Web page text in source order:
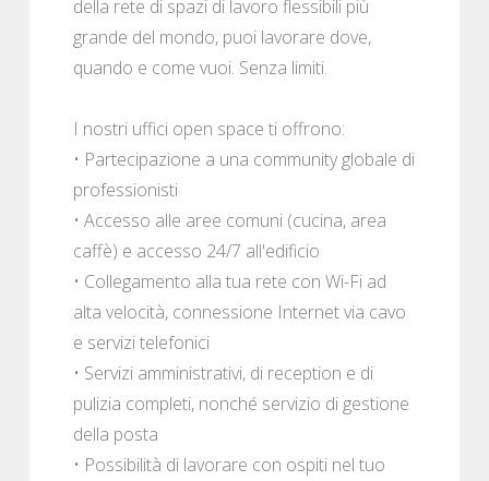
della rete di spazi di lavoro flessibili più
grande del mondo, puoi lavorare dove,
quando e come vuoi. Senza limiti.
I nostri uffici open space ti offrono:
• Partecipazione a una community globale di
professionisti
• Accesso alle aree comuni (cucina, area
caffè) e accesso 24/7 all'edificio
• Collegamento alla tua rete con Wi-Fi ad
alta velocità, connessione Internet via cavo
e servizi telefonici
• Servizi amministrativi, di reception e di
pulizia completi, nonché servizio di gestione
della posta
• Possibilità di lavorare con ospiti nel tuo